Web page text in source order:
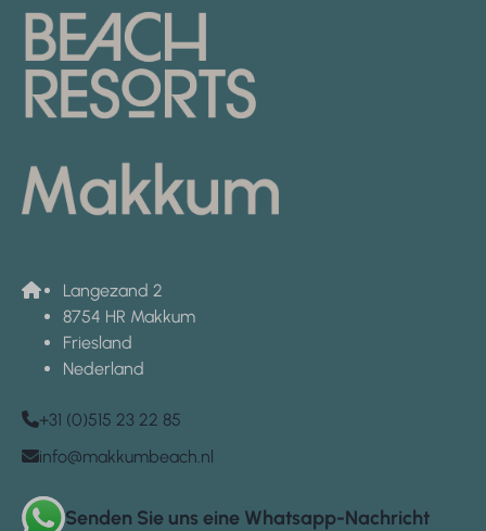
Langezand 2
8754 HR Makkum
Friesland
Nederland
+31 (0)515 23 22 85
info@makkumbeach.nl
Senden Sie uns eine Whatsapp-Nachricht